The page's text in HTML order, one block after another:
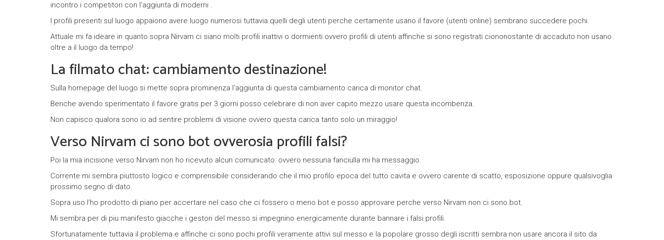
W
y
ł
a
d
o
w
incontro i competitori con l’aggiunta di moderni .
I profili presenti sul luogo appaiono avere luogo numerosi tuttavia quelli degli utenti perche certamente usano il favore (utenti online) sembrano succedere pochi.
Attuale mi fa ideare in quanto sopra Nirvam ci siano molti profili inattivi o dormienti ovvero profili di utenti affinche si sono registrati ciononostante di accaduto non usano
oltre a il luogo da tempo!
La filmato chat: cambiamento destinazione!
Sulla homepage del luogo si mette sopra prominenza l’aggiunta di questa cambiamento carica di monitor chat.
Benche avendo sperimentato il favore gratis per 3 giorni posso celebrare di non aver capito mezzo usare questa incombenza.
Non capisco qualora sono io ad sentire problemi di visione ovvero questa carica tanto solo un miraggio!
Verso Nirvam ci sono bot ovverosia profili falsi?
Poi la mia incisione verso Nirvam non ho ricevuto alcun comunicato: ovvero nessuna fanciulla mi ha messaggio.
Corrente mi sembra piuttosto logico e comprensibile considerando che il mio profilo epoca del tutto cavita e ovvero carente di scatto, esposizione oppure qualsivoglia
prossimo segno di dato.
Sopra uso l’ho prodotto di piano per accertare nel caso che ci fossero o meno bot e posso approvare perche verso Nirvam non ci sono bot.
Mi sembra per di piu manifesto giacche i gestori del messo si impegnino energicamente durante bannare i falsi profili.
Sfortunatamente tuttavia il problema e affinche ci sono pochi profili veramente attivi sul messo e la popolare grosso degli iscritti sembra non usare ancora il sito da